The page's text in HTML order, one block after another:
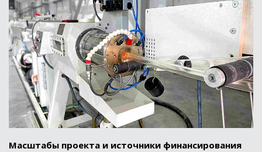
Масштабы проекта и источники финансирования